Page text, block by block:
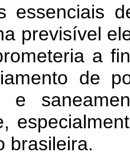
essenciais
previsível
a
de
e
brasileira.